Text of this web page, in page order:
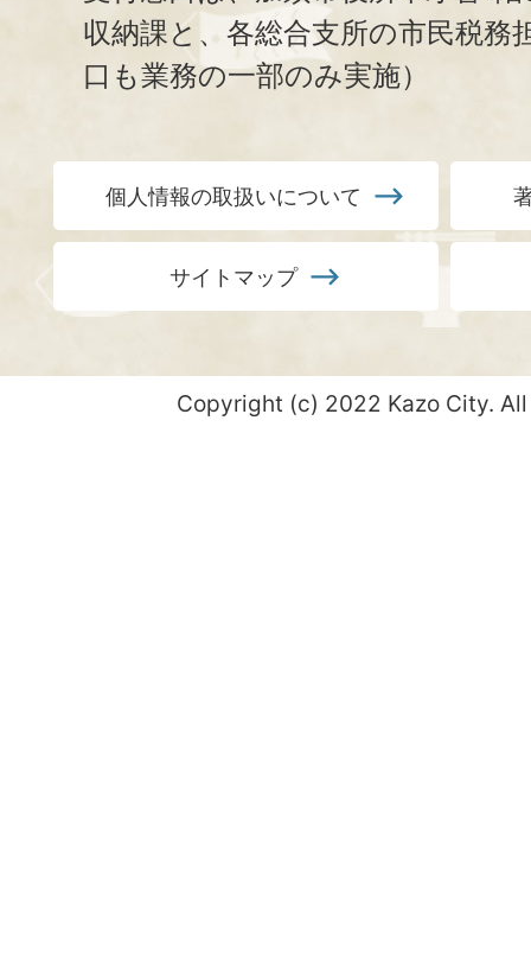
収納課と、 各総合支所の市民税務
口も業務の一部のみ実施）
個人情報の取扱いについて
サイトマップ
Copyright (c) 2022 Kazo City.